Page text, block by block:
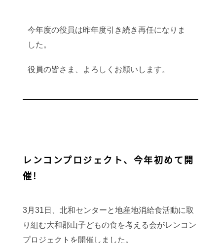
今年度の役員は昨年度引き続き再任になりま
した。
役員の皆さま、よろしくお願いします。
レンコンプロジェクト、今年初めて開
催!
3月31日、北和センターと地産地消給食活動に取
り組む大和郡山子どもの食を考える会がレンコン
プロジェクトを開催しました。